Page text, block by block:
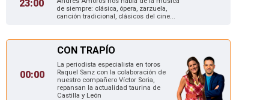
23:00
de siempre: clásica, ópera, zarzuela,
canción tradicional, clásicos del cine...
00:00
CON TRAPÍO
La periodista especialista en toros
Raquel Sanz con la colaboración de
nuestro compañero Víctor Soria,
repansan la actualidad taurina de
Castilla y León